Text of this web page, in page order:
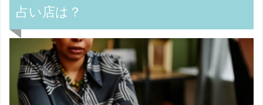
占い店は？